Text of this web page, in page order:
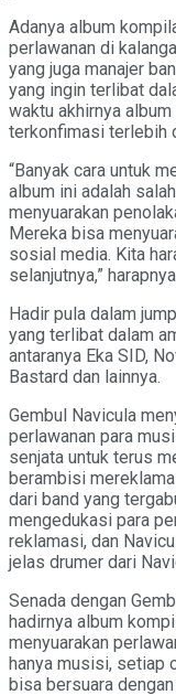
Adanya album
perlawanan di
yang juga manajer
yang ingin terlibat
waktu akhirnya
terkonfimasi terlebih
“Banyak cara untuk
album ini adalah
menyuarakan
Mereka bisa
sosial media. Kita
selanjutnya,”
Hadir pula dalam
yang terlibat dalam
antaranya Eka SID,
Bastard dan lainnya.
Gembul Navicula
perlawanan para
senjata untuk terus
berambisi
dari band yang
mengedukasi para
reklamasi, dan
jelas drumer dari
Senada dengan
hadirnya album
menyuarakan
hanya musisi, setiap
bisa bersuara